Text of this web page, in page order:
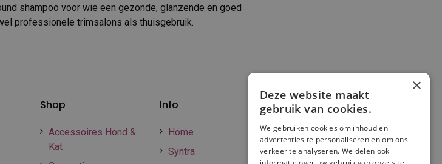
shampoo voor wie een gezonde, glanzende en goed
professionele trimsalons als thuisgebruik.
Info
Home
Syntra
Shop
Accessoires Hond &
Kat
Verzenden en
betalen
Online betalen
×
Deze website maakt
gebruik van cookies.
We gebruiken cookies om inhoud en
advertenties te personaliseren en om ons
verkeer te analyseren. We delen ook